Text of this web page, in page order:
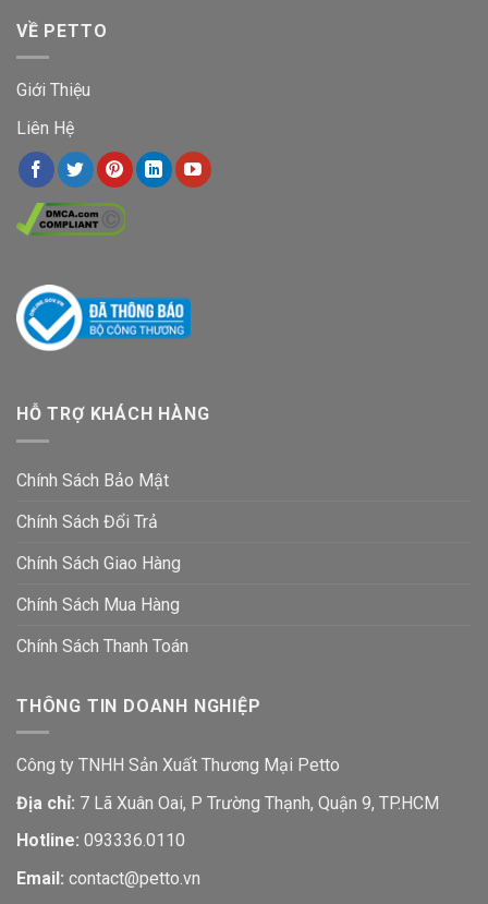
VỀ PETTO
Giới Thiệu
Liên Hệ
HỖ TRỢ KHÁCH HÀNG
Chính Sách Bảo Mật
Chính Sách Đổi Trả
Chính Sách Giao Hàng
Chính Sách Mua Hàng
Chính Sách Thanh Toán
THÔNG TIN DOANH NGHIỆP
Công ty TNHH Sản Xuất Thương Mại Petto
Địa chỉ: 7 Lã Xuân Oai, P Trường Thạnh, Quận 9, TP.HCM
Hotline: 093336.0110
Email: contact@petto.vn